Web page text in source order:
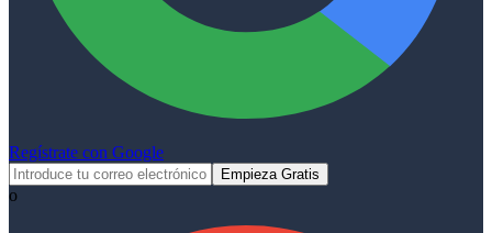
Regístrate con Google
Empieza Gratis
o